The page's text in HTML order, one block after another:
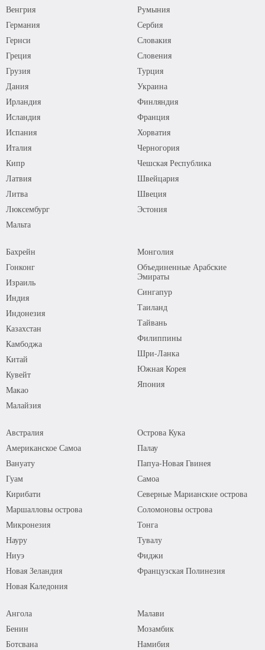
Венгрия
Германия
Гернси
Греция
Грузия
Дания
Ирландия
Исландия
Испания
Италия
Кипр
Латвия
Литва
Люксембург
Мальта
Румыния
Сербия
Словакия
Словения
Турция
Украина
Финляндия
Франция
Хорватия
Черногория
Чешская Республика
Швейцария
Швеция
Эстония
Бахрейн
Гонконг
Израиль
Индия
Индонезия
Казахстан
Камбоджа
Китай
Кувейт
Макао
Малайзия
Монголия
Объединенные Арабские
Эмираты
Сингапур
Таиланд
Тайвань
Филиппины
Шри-Ланка
Южная Корея
Япония
Австралия
Американское Самоа
Вануату
Гуам
Кирибати
Маршалловы острова
Микронезия
Науру
Ниуэ
Новая Зеландия
Новая Каледония
Острова Кука
Палау
Папуа-Новая Гвинея
Самоа
Северные Марианские острова
Соломоновы острова
Тонга
Тувалу
Фиджи
Французская Полинезия
Ангола
Бенин
Ботсвана
Малави
Мозамбик
Намибия